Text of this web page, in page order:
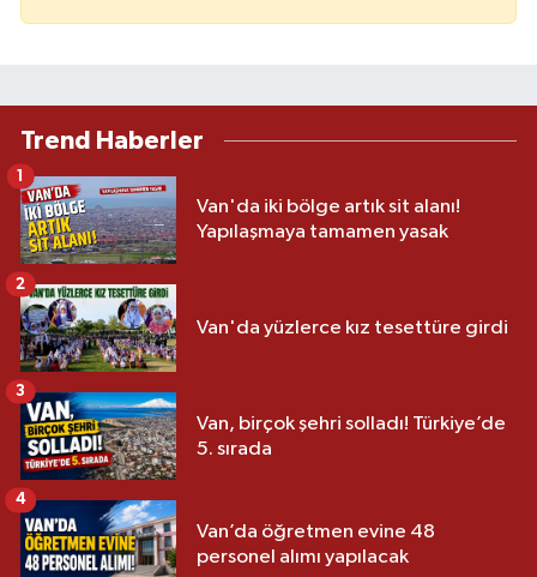
Trend Haberler
Van'da iki bölge artık sit alanı!
Yapılaşmaya tamamen yasak
1
Van'da yüzlerce kız tesettüre girdi
2
Van, birçok şehri solladı! Türkiye’de
5. sırada
3
Van’da öğretmen evine 48
personel alımı yapılacak
4